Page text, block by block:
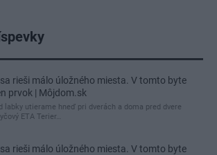
sa rieši málo úložného miesta. V tomto byte
prvok | Môjdom.sk
labky utierame hneď pri dverách a doma pred dvere
ETA Terier…
sa rieši málo úložného miesta. V tomto byte